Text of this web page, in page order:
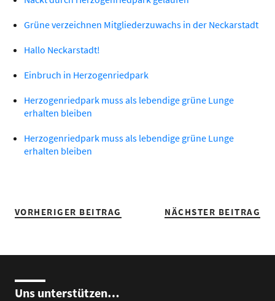
Grüne verzeichnen Mitgliederzuwachs in der Neckarstadt
Hallo Neckarstadt!
Einbruch in Herzogenriedpark
Herzogenriedpark muss als lebendige grüne Lunge
erhalten bleiben
Herzogenriedpark muss als lebendige grüne Lunge
erhalten bleiben
VORHERIGER BEITRAG NÄCHSTER BEITRAG
Uns unterstützen…